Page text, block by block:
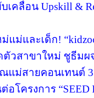
เคลื่อน Upskill &
ม่และเด็ก!
ดตัวสาขาใหม่ ชูธีม
แม่สายคอนเทนต์
โครงการ “SEED